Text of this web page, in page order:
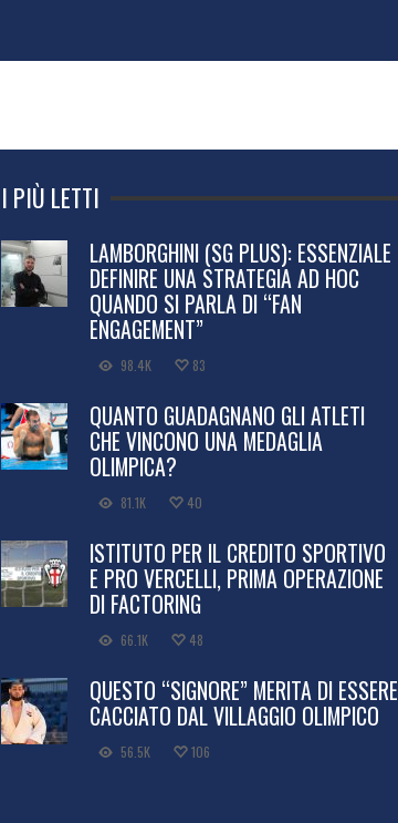
I PIÙ LETTI
LAMBORGHINI (SG PLUS): ESSENZIALE
DEFINIRE UNA STRATEGIA AD HOC
QUANDO SI PARLA DI “FAN
ENGAGEMENT”
98.4K 83
QUANTO GUADAGNANO GLI ATLETI
CHE VINCONO UNA MEDAGLIA
OLIMPICA?
81.1K 40
ISTITUTO PER IL CREDITO SPORTIVO
E PRO VERCELLI, PRIMA OPERAZIONE
DI FACTORING
66.1K 48
QUESTO “SIGNORE” MERITA DI ESSERE
CACCIATO DAL VILLAGGIO OLIMPICO
56.5K 106